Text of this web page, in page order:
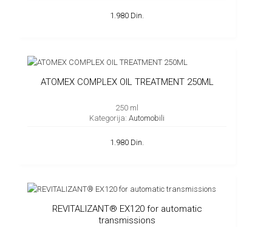
1.980 Din.
ATOMEX COMPLEX OIL TREATMENT 250ML
250 ml
Kategorija: Automobili
1.980 Din.
REVITALIZANT® EX120 for automatic
transmissions